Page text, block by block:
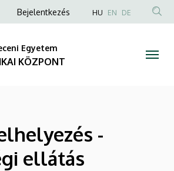
Anonim
fiók
menüje
Bejelentkezés HU EN DE
Egyetem
KÖZPONT
-
ellátás